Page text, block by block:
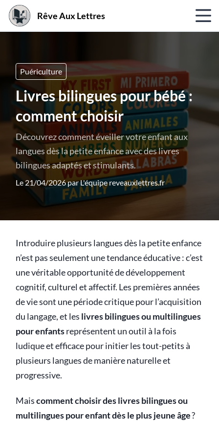
Rêve Aux Lettres
Puériculture
Livres bilingues pour bébé :
comment choisir
Découvrez comment éveiller votre enfant aux
langues dès la petite enfance avec des livres
bilingues adaptés et stimulants.
Le 21/04/2026 parL'équipe reveauxlettres.fr
Introduire plusieurs langues dès la petite enfance
n’est pas seulement une tendance éducative : c’est
une véritable opportunité de développement
cognitif, culturel et affectif. Les premières années
de vie sont une période critique pour l’acquisition
du langage, et les livres bilingues ou multilingues
pour enfantsreprésentent un outil à la fois
ludique et efficace pour initier les tout-petits à
plusieurs langues de manière naturelle et
progressive.
Maiscomment choisir des livres bilingues ou
multilingues pour enfant dès le plus jeune âge?